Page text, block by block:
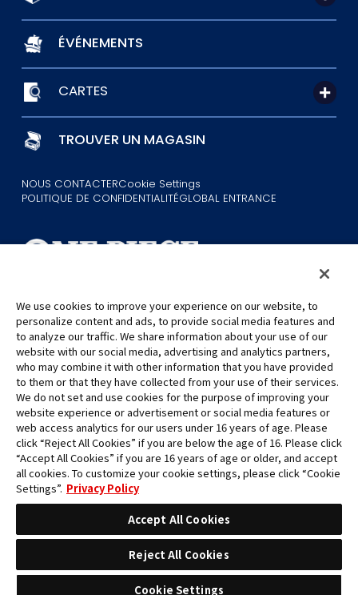
ÉVÉNEMENTS
CARTES
TROUVER UN MAGASIN
NOUS CONTACTERCookie Settings
POLITIQUE DE CONFIDENTIALITÉGLOBAL ENTRANCE
©Eiichiro Oda/Shueisha
©Eiichiro Oda/Shueisha, Toei Animation
Toutes les images, textes et données de ce site web ne peuvent être
reproduits sans autorisation.
Veuillez noter que les images utilisées sur ce site peuvent différer du
produit final, car celui-ci est encore en cours de développement.
*Apple et le logo Apple sont des marques commerciales d'Apple
Inc. en Amérique du Nord ou dans la région concernée. App Store
est une marque de service d'Apple Inc.
*Google Play et le logo Google Play sont des marques commerciales
ou des marques déposées de Google LLC.
We use cookies to improve your experience on our website, to
personalize content and ads, to provide social media features and
to analyze our traffic. We share information about your use of our
website with our social media, advertising and analytics partners,
who may combine it with other information that you have provided
to them or that they have collected from your use of their services.
We do not set and use cookies for the purpose of improving your
website experience or advertisement or social media features or
web access analytics for our users under 16 years of age. Please
click “Reject All Cookies” if you are below the age of 16. Please click
“Accept All Cookies” if you are 16 years of age or older, and accept
all cookies. To customize your cookie settings, please click “Cookie
Settings”. Privacy Policy
Accept All Cookies
Reject All Cookies
Cookie Settings